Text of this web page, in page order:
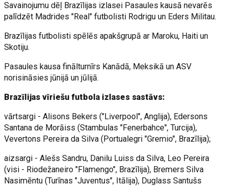
Savainojumu dēļ Brazīlijas izlasei Pasaules kausā nevarēs
palīdzēt Madrides "Real" futbolisti Rodrigu un Eders Militau.
Brazīlijas futbolisti spēlēs apakšgrupā ar Maroku, Haiti un
Skotiju.
Pasaules kausa finālturnīrs Kanādā, Meksikā un ASV
norisināsies jūnijā un jūlijā.
Brazīlijas vīriešu futbola izlases sastāvs:
vārtsargi - Alisons Bekers ("Liverpool", Anglija), Edersons
Santana de Morāiss (Stambulas "Fenerbahce", Turcija),
Vevertons Pereira da Silva (Portualegri "Gremio", Brazīlija);
aizsargi - Alešs Sandru, Danilu Luiss da Silva, Leo Pereira
(visi - Riodežaneiro "Flamengo", Brazīlija), Bremers Silva
Nasimēntu (Turīnas "Juventus", Itālija), Duglass Santušs